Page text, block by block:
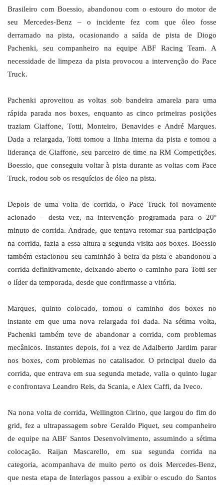
Brasileiro com Boessio, abandonou com o estouro do motor de
seu Mercedes-Benz – o incidente fez com que óleo fosse
derramado na pista, ocasionando a saída de pista de Diogo
Pachenki, seu companheiro na equipe ABF Racing Team. A
necessidade de limpeza da pista provocou a intervenção do Pace
Truck.
Pachenki aproveitou as voltas sob bandeira amarela para uma
rápida parada nos boxes, enquanto as cinco primeiras posições
traziam Giaffone, Totti, Monteiro, Benavides e André Marques.
Dada a relargada, Totti tomou a linha interna da pista e tomou a
liderança de Giaffone, seu parceiro de time na RM Competições.
Boessio, que conseguiu voltar à pista durante as voltas com Pace
Truck, rodou sob os resquícios de óleo na pista.
Depois de uma volta de corrida, o Pace Truck foi novamente
acionado – desta vez, na intervenção programada para o 20º
minuto de corrida. Andrade, que tentava retomar sua participação
na corrida, fazia a essa altura a segunda visita aos boxes. Boessio
também estacionou seu caminhão à beira da pista e abandonou a
corrida definitivamente, deixando aberto o caminho para Totti ser
o líder da temporada, desde que confirmasse a vitória.
Marques, quinto colocado, tomou o caminho dos boxes no
instante em que uma nova relargada foi dada. Na sétima volta,
Pachenki também teve de abandonar a corrida, com problemas
mecânicos. Instantes depois, foi a vez de Adalberto Jardim parar
nos boxes, com problemas no catalisador. O principal duelo da
corrida, que entrava em sua segunda metade, valia o quinto lugar
e confrontava Leandro Reis, da Scania, e Alex Caffi, da Iveco.
Na nona volta de corrida, Wellington Cirino, que largou do fim do
grid, fez a ultrapassagem sobre Geraldo Piquet, seu companheiro
de equipe na ABF Santos Desenvolvimento, assumindo a sétima
colocação. Raijan Mascarello, em sua segunda corrida na
categoria, acompanhava de muito perto os dois Mercedes-Benz,
que nesta etapa de Interlagos passou a exibir o escudo do Santos